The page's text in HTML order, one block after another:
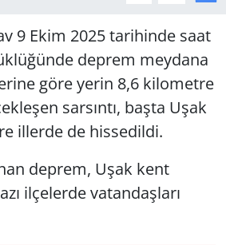
9 Ekim 2025 tarihinde saat
deprem meydana
göre yerin 8,6 kilometre
sarsıntı, başta Uşak
illerde de hissedildi.
deprem, Uşak kent
ilçelerde vatandaşları